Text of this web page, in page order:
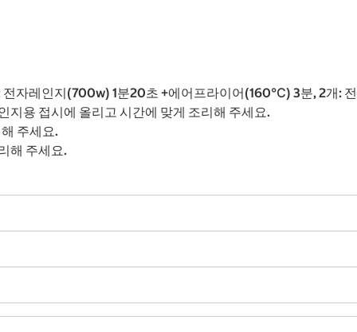
자레인지(700w) 1분20초 +에어프라이어(160℃) 3분, 2개:
지용 접시에 올리고 시간에 맞게 조리해 주세요.
주세요.
해 주세요.